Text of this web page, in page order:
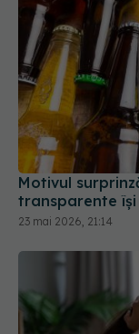
Motivul
transparente
23 mai 2026, 21:14